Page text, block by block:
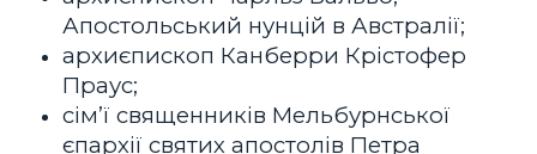
Апостольський нунцій в Австралії;
архиєпископ Канберри Крістофер
Праус;
сім’ї священників Мельбурнської
єпархії святих апостолів Петра